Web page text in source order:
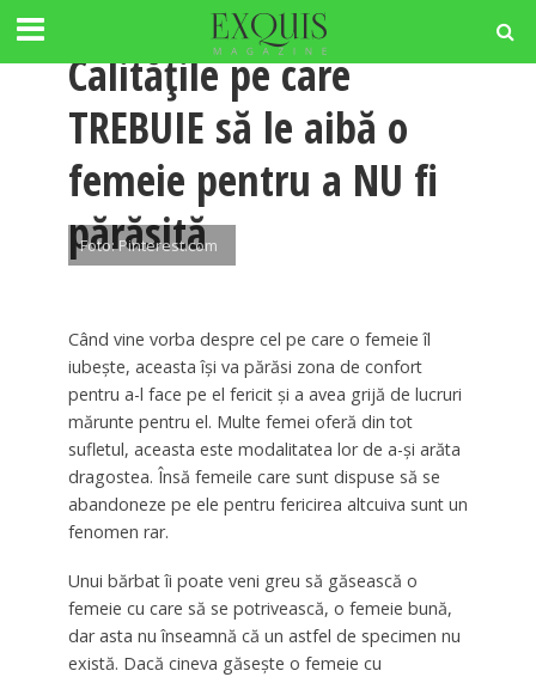
Calitățile pe care
TREBUIE să le aibă o
femeie pentru a NU fi
părăsită
Foto: Pinterest.com
Când vine vorba despre cel pe care o femeie îl
iubește, aceasta își va părăsi zona de confort
pentru a-l face pe el fericit și a avea grijă de lucruri
mărunte pentru el. Multe femei oferă din tot
sufletul, aceasta este modalitatea lor de a-și arăta
dragostea. Însă femeile care sunt dispuse să se
abandoneze pe ele pentru fericirea altcuiva sunt un
fenomen rar.
Unui bărbat îi poate veni greu să găsească o
femeie cu care să se potrivească, o femeie bună,
dar asta nu înseamnă că un astfel de specimen nu
există. Dacă cineva găsește o femeie cu